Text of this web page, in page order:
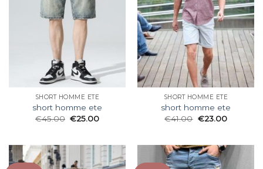
SHORT HOMME ETE
short homme ete
€45.00 €25.00
SHORT HOMME ETE
short homme ete
€41.00 €23.00